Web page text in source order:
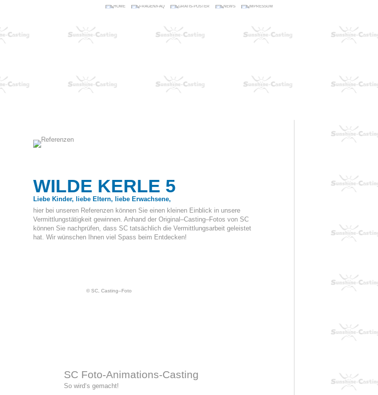
WILDE KERLE 5
Liebe Kinder, liebe Eltern, liebe Erwachsene,
hier bei unseren Referenzen können Sie einen kleinen Einblick in unsere
Vermittlungstätigkeit gewinnen. Anhand der Original–Casting–Fotos von SC
können Sie nachprüfen, dass SC tatsächlich die Vermittlungsarbeit geleistet
hat. Wir wünschen Ihnen viel Spass beim Entdecken!
© SC, Casting–Foto
SC Foto-Animations-Casting
So wird‘s gemacht!